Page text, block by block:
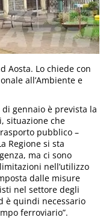
Aosta. Lo chiede con
all’Ambiente e
gennaio è prevista la
situazione che
pubblico –
Regione si sta
ma ci sono
nell’utilizzo
dalle misure
nel settore degli
è quindi necessario
ferroviario”.